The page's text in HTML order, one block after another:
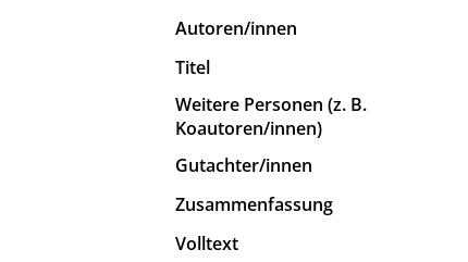
Autoren/innen
Titel
Weitere Personen (z. B.
Koautoren/innen)
Gutachter/innen
Zusammenfassung
Volltext